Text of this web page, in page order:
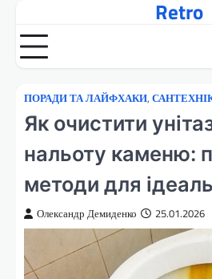
вмісту
Retro
ПОРАДИ ТА ЛАЙФХАКИ,
Як очистити
нальоту каменю:
методи для
Олександр Демиденко 25.01.2026